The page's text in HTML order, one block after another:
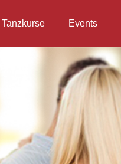
Tanzkurse Events